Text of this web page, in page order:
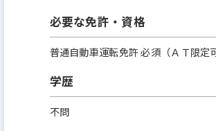
必要な免許・資格
普通自動車運転免許 必須（ＡＴ限定可
学歴
不問